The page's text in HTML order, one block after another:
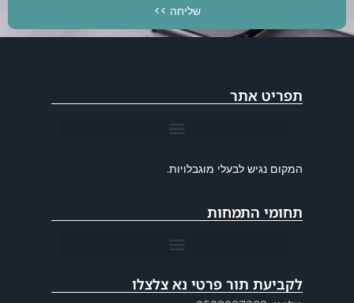
שליחה >>
תפריט אתר
המקום נגיש לבעלי מוגבלויות.
תחומי התמחות
לקביעת תור פרטי נא צלצלו